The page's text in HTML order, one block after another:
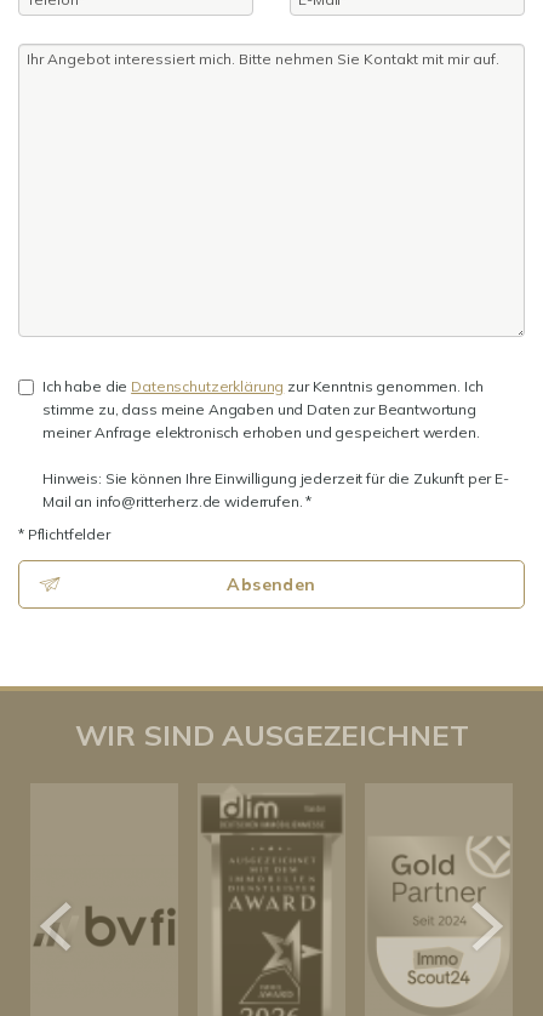
Ich habe die Datenschutzerklärung zur Kenntnis genommen. Ich
stimme zu, dass meine Angaben und Daten zur Beantwortung
meiner Anfrage elektronisch erhoben und gespeichert werden.
Hinweis: Sie können Ihre Einwilligung jederzeit für die Zukunft per E-
Mail an info@ritterherz.de widerrufen. *
* Pflichtfelder
Absenden
WIR SIND AUSGEZEICHNET